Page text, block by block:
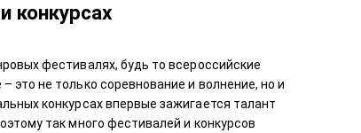
конкурсах
фестивалях, будь то всероссийские
не только соревнование и волнение, но и
конкурсах впервые зажигается талант
так много фестивалей и конкурсов